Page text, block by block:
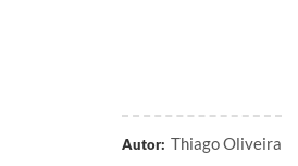
Autor: Thiago Oliveira